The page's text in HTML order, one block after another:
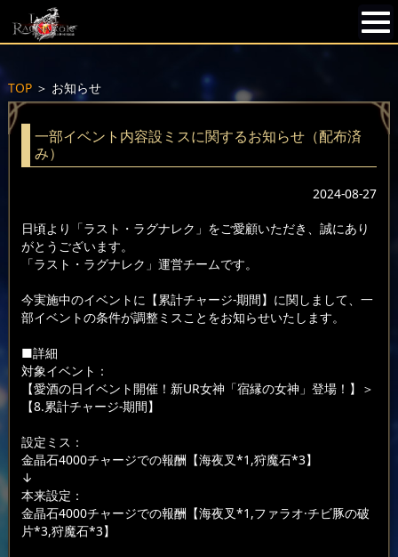
TOP＞ お知らせ
一部イベント内容設ミスに関するお知らせ（配布済
み）
2024-08-27
日頃より「ラスト・ラグナレク」をご愛顧いただき、誠にあり
がとうございます。
「ラスト・ラグナレク」運営チームです。
今実施中のイベントに【累計チャージ-期間】に関しまして、一
部イベントの条件が調整ミスことをお知らせいたします。
■詳細
対象イベント：
【愛酒の日イベント開催！新UR女神「宿縁の女神」登場！】＞
【8.累計チャージ-期間】
設定ミス：
金晶石4000チャージでの報酬【海夜叉*1,狩魔石*3】
↓
本来設定：
金晶石4000チャージでの報酬【海夜叉*1,ファラオ·チビ豚の破
片*3,狩魔石*3】